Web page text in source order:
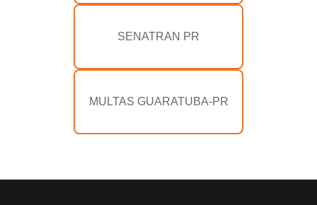
SENATRAN PR
MULTAS GUARATUBA-PR